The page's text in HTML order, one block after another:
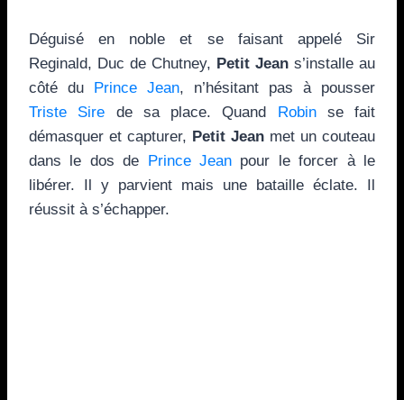
Déguisé en noble et se faisant appelé Sir
Reginald, Duc de Chutney, Petit Jean s’installe au
côté du
Prince Jean, n’hésitant pas à pousser
Triste Sire de sa place. Quand Robinse fait
démasquer et capturer, Petit Jean met un couteau
dans le dos de
Prince Jean pour le forcer à le
libérer. Il y parvient mais une bataille éclate. Il
réussit à s’échapper.